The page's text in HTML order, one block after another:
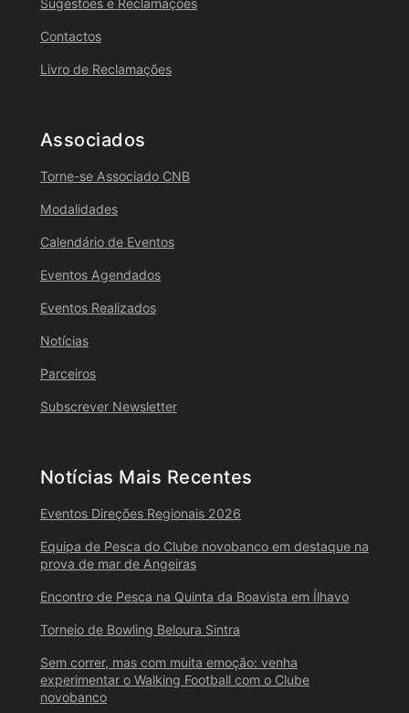
Contactos
Livro de Reclamações
Associados
Torne-se Associado CNB
Modalidades
Calendário de Eventos
Eventos Agendados
Eventos Realizados
Notícias
Parceiros
Subscrever Newsletter
Notícias Mais Recentes
Eventos Direções Regionais 2026
Equipa de Pesca do Clube novobanco em destaque na
prova de mar de Angeiras
Encontro de Pesca na Quinta da Boavista em Ílhavo
Torneio de Bowling Beloura Sintra
Sem correr, mas com muita emoção: venha
experimentar o Walking Football com o Clube
novobanco